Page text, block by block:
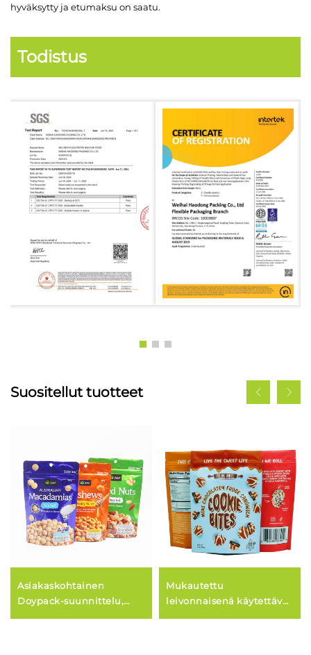
hyväksytty ja etumaksu on saatu.
Todistus
Suositellut tuotteet
Asiakaskohtainen
Doypack-suunnittelu,
Mukautettu
leivonnaisenä käytettävä